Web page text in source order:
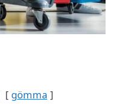
gömma